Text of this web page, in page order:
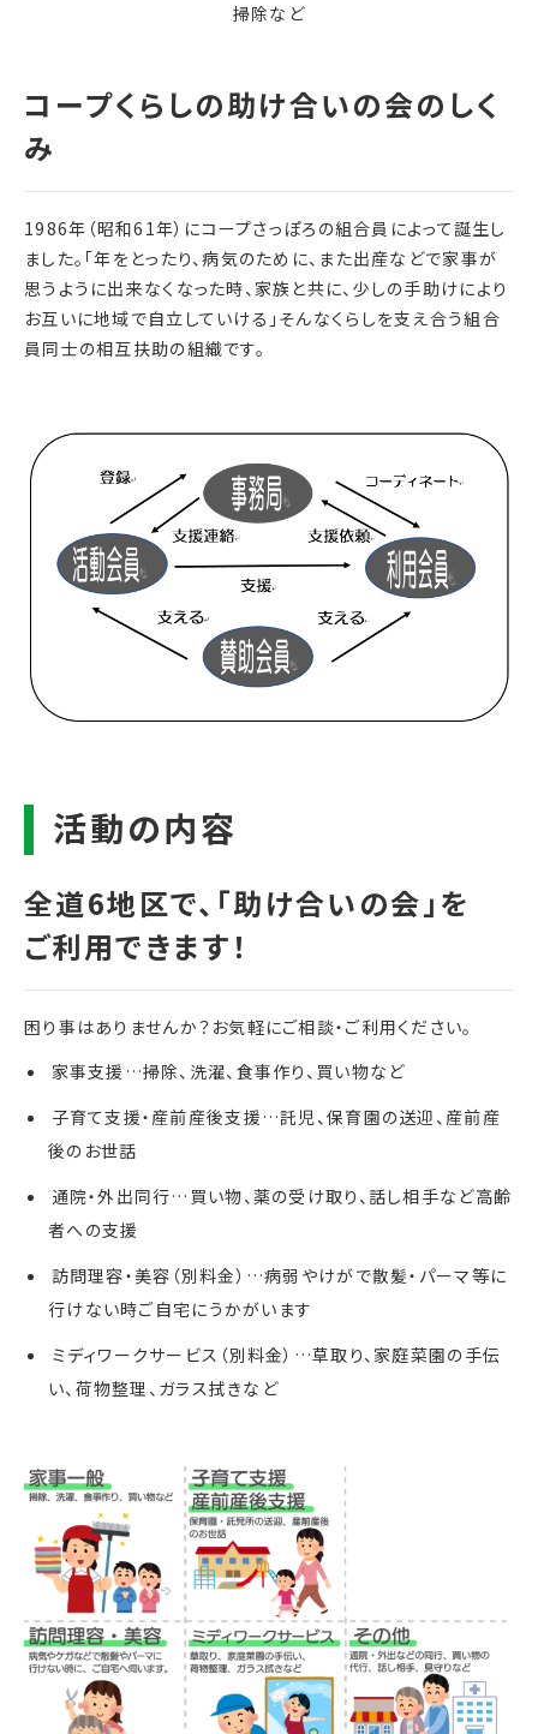
掃除など
1986年（昭和61年）にコープさっぽろの組合員によって誕生し
ました。「年をとったり、病気のために、また出産などで家事が
思うように出来なくなった時、家族と共に、少しの手助けにより
お互いに地域で自立していける」そんなくらしを支え合う組合
員同士の相互扶助の組織です。
困り事はありませんか？お気軽にご相談・ご利用ください。
家事支援…掃除、洗濯、食事作り、買い物など
子育て支援・産前産後支援…託児、保育園の送迎、産前産
後のお世話
通院・外出同行…買い物、薬の受け取り、話し相手など高齢
者への支援
訪問理容・美容（別料金）…病弱やけがで散髪・パーマ等に
行けない時ご自宅にうかがいます
ミディワークサービス（別料金）…草取り、家庭菜園の手伝
い、荷物整理、ガラス拭きなど